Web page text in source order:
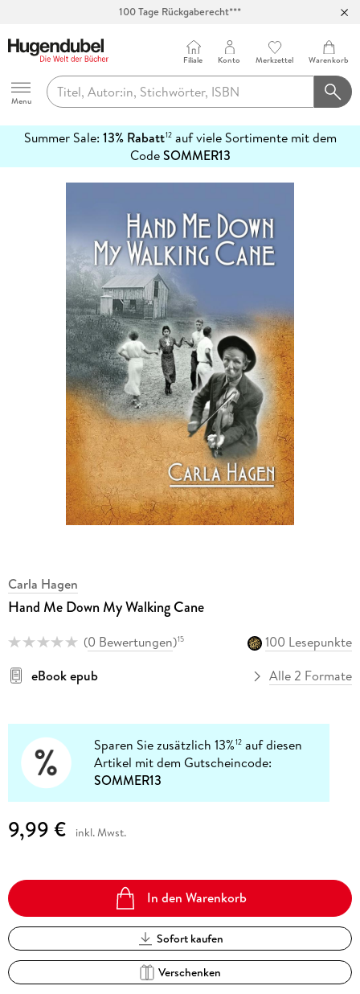
Hugendubel
Menu
Filiale Konto Merkzettel Warenkorb
Summer Sale: 13% Rabatt12auf viele Sortimente mit dem
CodeSOMMER13
erfahren
Carla Hagen
Hand Me Down My Walking Cane
(0 Bewertungen)15
100 Lesepunkte
eBook epub
Alle 2 Formate
Sparen Sie zusätzlich 13%12 auf diesen
Artikel mit dem Gutscheincode:
SOMMER13
9,99 € inkl. Mwst.
In den Warenkorb
Sofort kaufen
Verschenken